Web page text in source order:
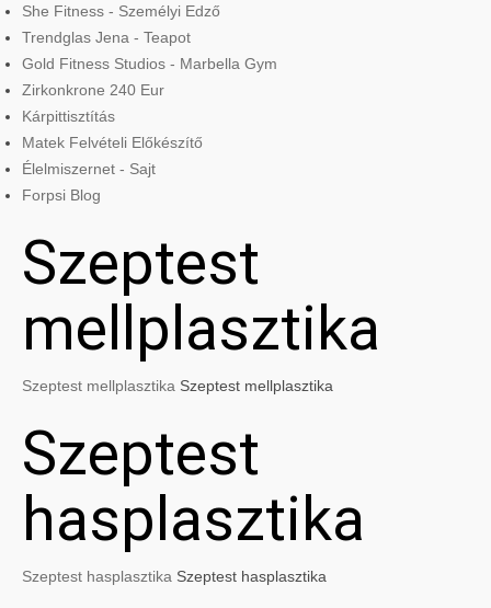
She Fitness - Személyi Edző
Trendglas Jena - Teapot
Gold Fitness Studios - Marbella Gym
Zirkonkrone 240 Eur
Kárpittisztítás
Matek Felvételi Előkészítő
Élelmiszernet - Sajt
Forpsi Blog
Szeptest
mellplasztika
Szeptest mellplasztika Szeptest mellplasztika
Szeptest
hasplasztika
Szeptest hasplasztika Szeptest hasplasztika